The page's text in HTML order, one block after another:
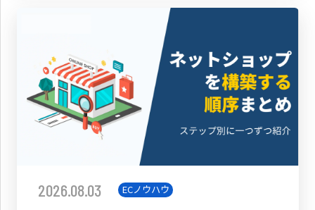
2026.08.03 ECノウハウ